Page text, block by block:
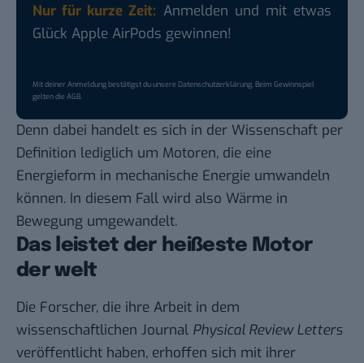
Nur für kurze Zeit: Anmelden und mit etwas
Glück Apple AirPods gewinnen!
Mit deiner Anmeldung bestätigst du unsereDatenschutzerklärung. Beim Gewinnspiel
gelten dieAGB.
Denn dabei handelt es sich in der Wissenschaft per
Definition lediglich um Motoren, die eine
Energieform in mechanische Energie umwandeln
können. In diesem Fall wird also Wärme in
Bewegung umgewandelt.
Das leistet der heißeste Motor
der welt
Die Forscher, die ihre Arbeit in dem
wissenschaftlichen Journal Physical Review Letters
veröffentlicht haben, erhoffen sich mit ihrer